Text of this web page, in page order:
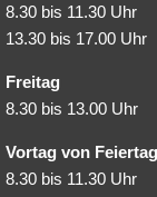
8.30 bis 11.30 Uhr
13.30 bis 17.00 Uhr
Freitag
8.30 bis 13.00 Uhr
Vortag von
8.30 bis 11.30 Uhr